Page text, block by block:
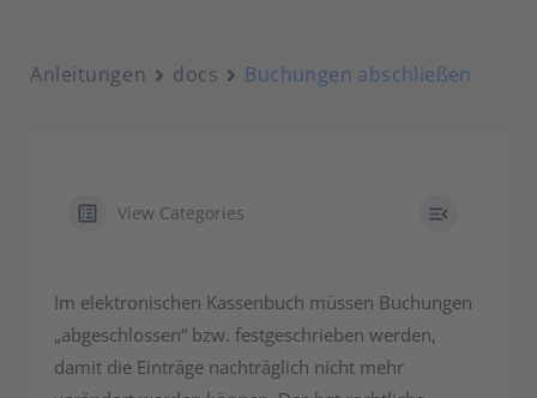
Anleitungen docs Buchungen abschließen
View Categories
Im elektronischen Kassenbuch müssen Buchungen
„abgeschlossen“ bzw. festgeschrieben werden,
damit die Einträge nachträglich nicht mehr